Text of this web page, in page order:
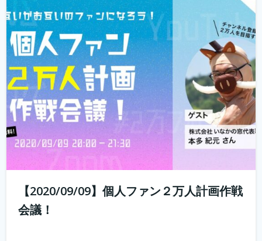
ァンを増やしていく...
【2020/09/09】個人ファン２万人計画作戦
会議！
withコロナ時代に入り、オンライン化が加速化すること